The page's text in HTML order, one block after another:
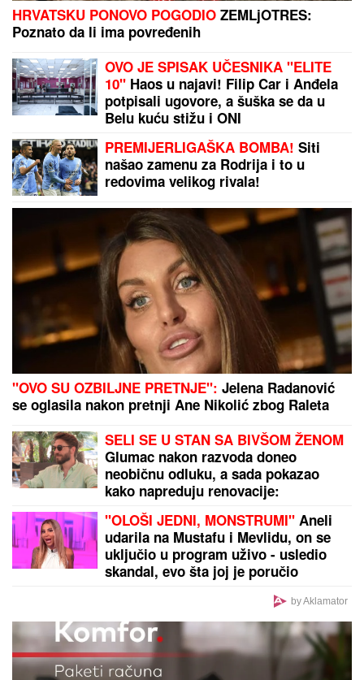
Brat i snajka Teodore Džehverović pazarili luks stan
u Dubaiju: "Plan nam je bio potpuno drugačiji, ali..."
OVO JE SPISAK UČESNIKA "ELITE 10"
najavi! Filip Car i Anđela potpisali ugovore, a šuška
se da u Belu kuću stižu i ONI
RAZVELA SE OD KOLEGE I PROCVETALAPevačica
u vrtoglavim štiklama i haljini pripijenoj uz telo
pokazala figuru nakon dva porođaj (Foto)